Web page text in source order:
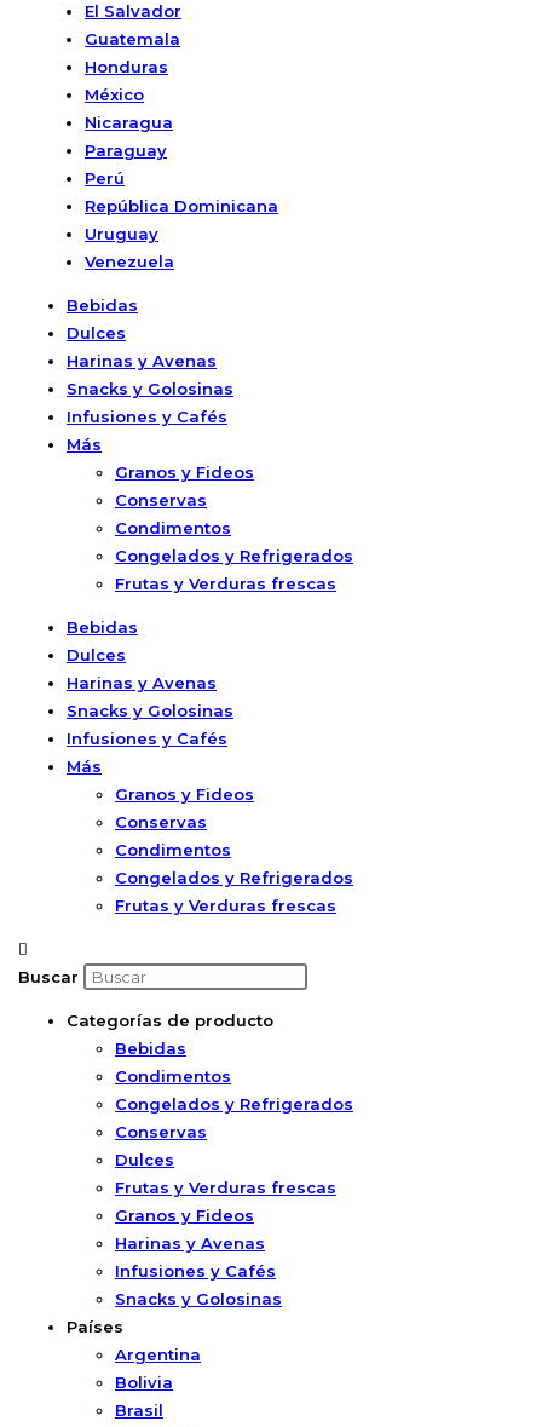
El Salvador
Guatemala
Honduras
México
Nicaragua
Paraguay
Perú
República Dominicana
Uruguay
Venezuela
Bebidas
Dulces
Harinas y Avenas
Snacks y Golosinas
Infusiones y Cafés
Más
Granos y Fideos
Conservas
Condimentos
Congelados y Refrigerados
Frutas y Verduras frescas
Bebidas
Dulces
Harinas y Avenas
Snacks y Golosinas
Infusiones y Cafés
Más
Granos y Fideos
Conservas
Condimentos
Congelados y Refrigerados
Frutas y Verduras frescas
Buscar
Categorías de producto
Bebidas
Condimentos
Congelados y Refrigerados
Conservas
Dulces
Frutas y Verduras frescas
Granos y Fideos
Harinas y Avenas
Infusiones y Cafés
Snacks y Golosinas
Países
Argentina
Bolivia
Brasil